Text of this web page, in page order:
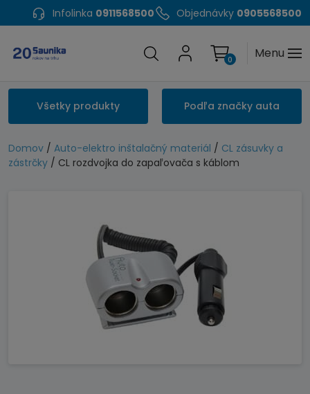
Infolinka 0911568500 Objednávky 0905568500
Menu
0
Všetky produkty Podľa značky auta
Domov / Auto-elektro inštalačný materiál / CL zásuvky a
zástrčky / CL rozdvojka do zapaľovača s káblom